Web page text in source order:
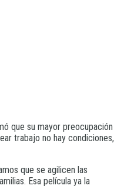
que su mayor preocupación
trabajo no hay condiciones,
que se agilicen las
Esa película ya la